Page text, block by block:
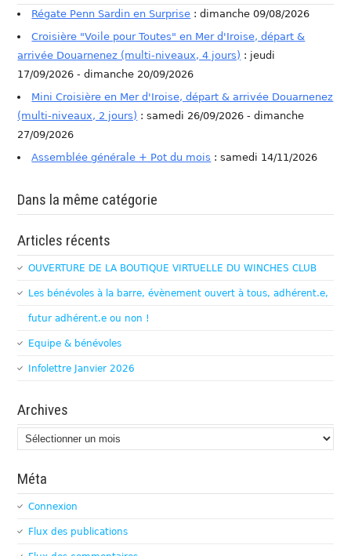
Régate Penn Sardin en Surprise : dimanche 09/08/2026
Croisière "Voile pour Toutes" en Mer d'Iroise, départ &
arrivée Douarnenez (multi-niveaux, 4 jours) : jeudi
17/09/2026 - dimanche 20/09/2026
Mini Croisière en Mer d'Iroise, départ & arrivée Douarnenez
(multi-niveaux, 2 jours) : samedi 26/09/2026 - dimanche
27/09/2026
Assemblée générale + Pot du mois : samedi 14/11/2026
Dans la même catégorie
Articles récents
OUVERTURE DE LA BOUTIQUE VIRTUELLE DU WINCHES CLUB
Les bénévoles à la barre, évènement ouvert à tous, adhérent.e,
futur adhérent.e ou non !
Equipe & bénévoles
Infolettre Janvier 2026
Archives
Archives
Méta
Connexion
Flux des publications